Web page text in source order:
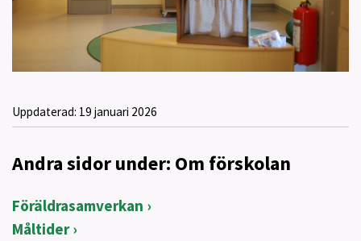
Uppdaterad: 19 januari 2026
Andra sidor under: Om förskolan
Föräldrasamverkan
Måltider